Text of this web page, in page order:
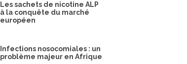
Les sachets de nicotine ALP
à la conquête du marché
européen
Infections nosocomiales : un
problème majeur en Afrique